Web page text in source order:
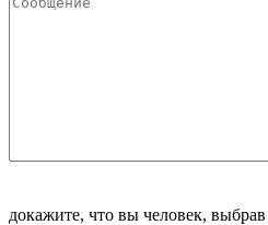
докажите, что вы человек, выбрав